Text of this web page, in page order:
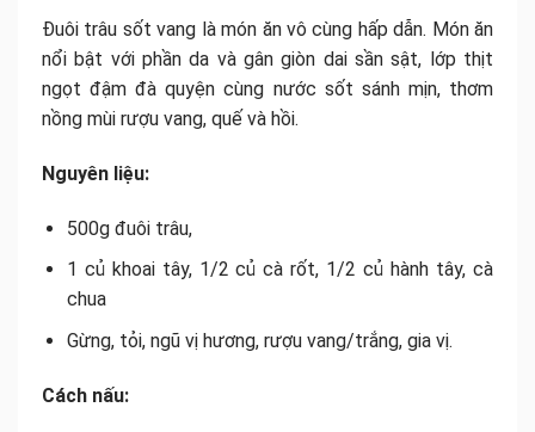
Đuôi trâu sốt vang là món ăn vô cùng hấp dẫn. Món ăn
nổi bật với phần da và gân giòn dai sần sật, lớp thịt
ngọt đậm đà quyện cùng nước sốt sánh mịn, thơm
nồng mùi rượu vang, quế và hồi.
Nguyên liệu:
500g đuôi trâu,
1 củ khoai tây, 1/2 củ cà rốt, 1/2 củ hành tây, cà
chua
Gừng, tỏi, ngũ vị hương, rượu vang/trắng, gia vị.
Cách nấu: